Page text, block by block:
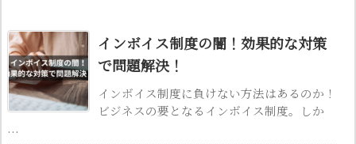
インボイス制度の闇！効果的な対策
で問題解決！
インボイス制度に負けない方法はあるのか！
ビジネスの要となるインボイス制度。しか
...